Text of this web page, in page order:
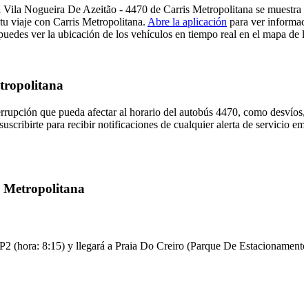
Nogueira De Azeitão - 4470 de Carris Metropolitana se muestra
viaje con Carris Metropolitana. Abre la aplicación para ver
ver la ubicación de los vehículos en tiempo real en el mapa
que pueda afectar al horario del autobús 4470, como
para recibir notificaciones de cualquier alerta de servicio
Metropolitana
(hora: 8:15) y llegará a Praia Do Creiro (Parque De